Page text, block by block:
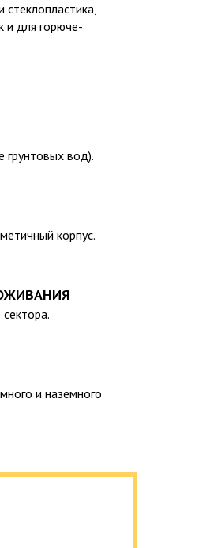
стеклопластика,
и для горюче-
к
использования при
лет. 4.
месте в
продукции,
в
грунтовых вод).
корпус.
и наземного